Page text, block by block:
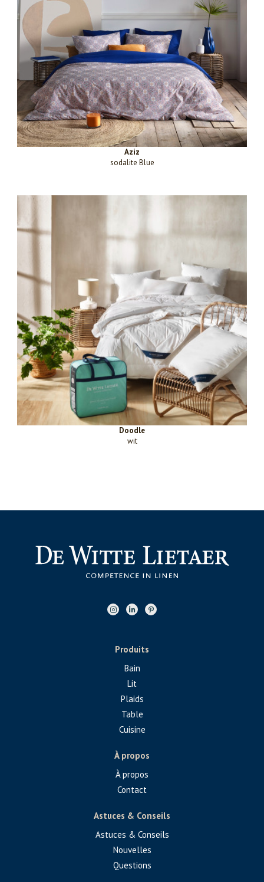
Aziz
sodalite Blue
Doodle
wit
Produits
Bain
Lit
Plaids
Table
Cuisine
À propos
À propos
Contact
Astuces & Conseils
Astuces & Conseils
Nouvelles
Questions